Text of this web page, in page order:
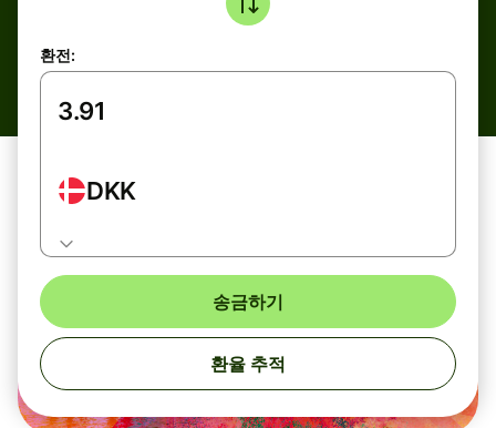
환전:
DKK
송금하기
환율 추적